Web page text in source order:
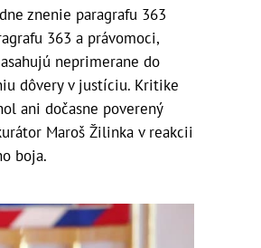
znenie paragrafu 363
363 a právomoci,
neprimerane do
dôvery v justíciu. Kritike
ani dočasne poverený
Maroš Žilinka v reakcii
boja.